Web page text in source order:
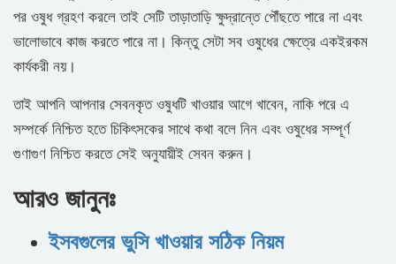
পর ওষুধ গ্রহণ করলে তাই সেটি তাড়াতাড়ি ক্ষুদ্রান্তে পৌঁছতে পারে না এবং
ভালোভাবে কাজ করতে পারে না। কিন্তু সেটা সব ওষুধের ক্ষেত্রে একইরকম
কার্যকরী নয়।
তাই আপনি আপনার সেবনকৃত ওষুধটি খাওয়ার আগে খাবেন, নাকি পরে এ
সম্পর্কে নিশ্চিত হতে চিকিৎসকের সাথে কথা বলে নিন এবং ওষুধের সম্পূর্ণ
গুণাগুণ নিশ্চিত করতে সেই অনুযায়ীই সেবন করুন।
আরও জানুনঃ
ইসবগুলের ভুসি খাওয়ার সঠিক নিয়ম